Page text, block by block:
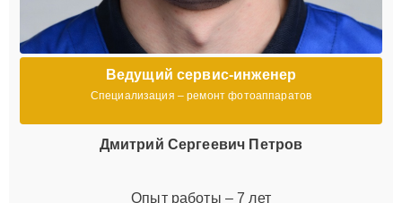
Ведущий сервис-инженер
Специализация – ремонт фотоаппаратов
Дмитрий Сергеевич Петров
Опыт работы – 7 лет